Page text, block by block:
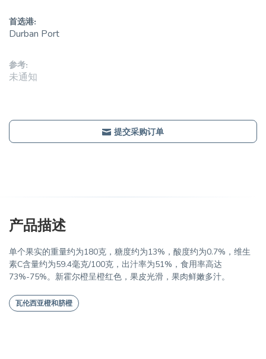
首选港:
Durban Port
参考:
未通知
提交采购订单
产品描述
单个果实的重量约为180克，糖度约为13%，酸度约为0.7%，维生
素C含量约为59.4毫克/100克，出汁率为51%，食用率高达
73%-75%。新霍尔橙呈橙红色，果皮光滑，果肉鲜嫩多汁。
瓦伦西亚橙和脐橙